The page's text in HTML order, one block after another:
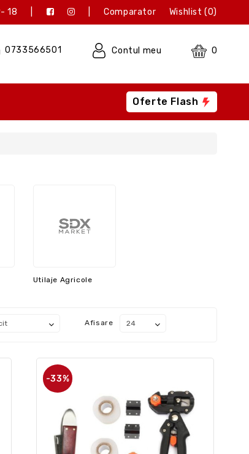
18 Comparator Wishlist (0)
0733566501 Contul meu 0
Oferte Flash
Utilaje Agricole
Afisare
-33%